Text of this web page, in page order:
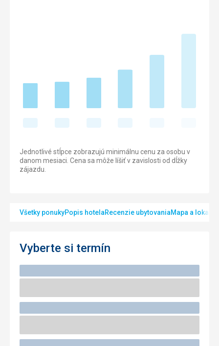
Jednotlivé stĺpce zobrazujú minimálnu cenu za osobu v
danom mesiaci. Cena sa môže líšiť v zavislosti od dĺžky
zájazdu.
Všetky ponukyPopis hotelaRecenzie ubytovaniaMapa a lokalita
Vyberte si termín